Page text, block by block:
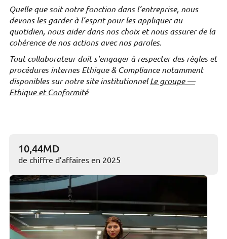
Quelle que soit notre fonction dans l’entreprise, nous
devons les garder à l’esprit pour les appliquer au
quotidien, nous aider dans nos choix et nous assurer de la
cohérence de nos actions avec nos paroles.
Tout collaborateur doit s'engager à respecter des règles et
procédures internes Ethique & Compliance notamment
disponibles sur notre site institutionnelLe groupe —
Ethique et Conformité
10,44MD
de chiffre d’affaires en 2025